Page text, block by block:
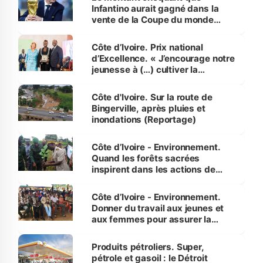
Infantino aurait gagné dans la
vente de la Coupe du monde
Côte d’Ivoire. Prix national
d’Excellence. « J’encourage notre
jeunesse à (…) cultiver la
(Alassane Ouattara
Côte d'Ivoire. Sur la route de
Bingerville, après pluies et
inondations (Reportage)
Côte d’Ivoire - Environnement.
Quand les forêts sacrées
inspirent dans les actions de
Côte d’Ivoire - Environnement.
Donner du travail aux jeunes et
aux femmes pour assurer la
menacées
Produits pétroliers. Super,
pétrole et gasoil : le Détroit